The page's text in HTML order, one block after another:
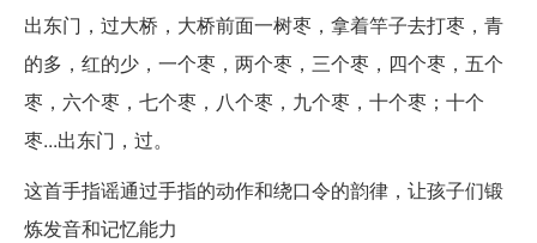
出东门，过大桥，大桥前面一树枣，拿着竿子去打枣，青
的多，红的少，一个枣，两个枣，三个枣，四个枣，五个
枣，六个枣，七个枣，八个枣，九个枣，十个枣；十个
枣...出东门，过。
这首手指谣通过手指的动作和绕口令的韵律，让孩子们锻
炼发音和记忆能力